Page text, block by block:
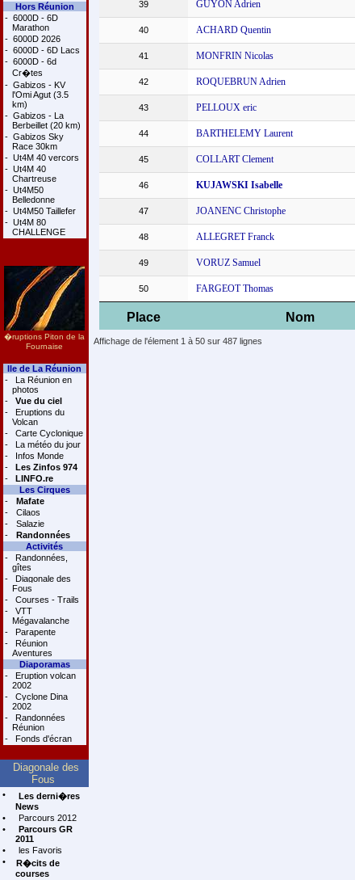
Hors Réunion
- 6000D - 6D
Marathon
- 6000D 2026
- 6000D - 6D Lacs
- 6000D - 6d
Cr�tes
- Gabizos - KV
l'Omi Agut (3.5
km)
- Gabizos - La
Berbeillet (20 km)
- Gabizos Sky
Race 30km
- Ut4M 40 vercors
- Ut4M 40
Chartreuse
- Ut4M50
Belledonne
- Ut4M50 Taillefer
- Ut4M 80
CHALLENGE
�ruptions Piton de la
Fournaise
Ile de La Réunion
-
La Réunion en
photos
-
Vue du ciel
-
Eruptions du
Volcan
-
Carte Cyclonique
-
La météo du jour
-
Infos Monde
-
Les Zinfos 974
-
LINFO.re
Les Cirques
-
Mafate
-
Cilaos
-
Salazie
-
Randonnées
Activités
-
Randonnées,
gîtes
-
Diagonale des
Fous
-
Courses - Trails
-
VTT
Mégavalanche
-
Parapente
-
Réunion
Aventures
Diaporamas
-
Eruption volcan
2002
-
Cyclone Dina
2002
-
Randonnées
Réunion
-
Fonds d'écran
Diagonale des
Fous
•
Les derni�res
News
•
Parcours 2012
•
Parcours GR
2011
•
les Favoris
•
R�cits de
courses
Place Nom
39 GUYON Adrien
40 ACHARD Quentin
41 MONFRIN Nicolas
42 ROQUEBRUN Adrien
43 PELLOUX eric
44 BARTHELEMY Laurent
45 COLLART Clement
46 KUJAWSKI Isabelle
47 JOANENC Christophe
48 ALLEGRET Franck
49 VORUZ Samuel
50 FARGEOT Thomas
Affichage de l'élement 1 à 50 sur 487 lignes